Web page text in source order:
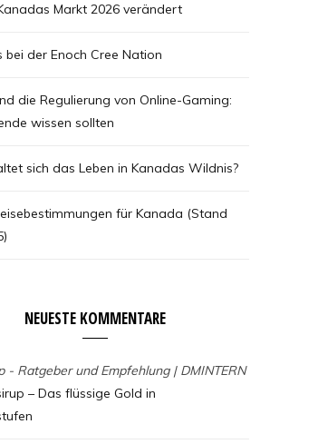
Markt 2026 verändert
bei der Enoch Cree Nation
die Regulierung von Online-Gaming:
wissen sollten
sich das Leben in Kanadas Wildnis?
für Kanada (Stand
NEUESTE KOMMENTARE
- Ratgeber und Empfehlung | DMINTERN
– Das flüssige Gold in